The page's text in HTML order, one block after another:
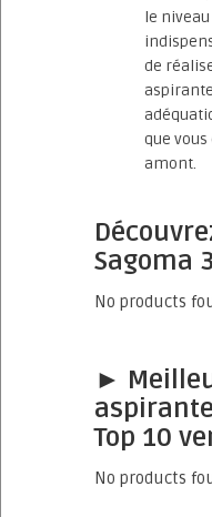
le
de
que
amont.
Sagoma
No products
►
Top 10
No products